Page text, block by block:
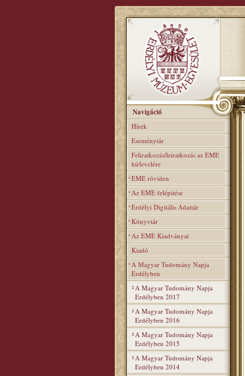
Navigáció
Hírek
Eseménytár
Feliratkozás/leiratkozás az EME
hírlevelére
EME röviden
Az EME felépitése
Erdélyi Digitális Adattár
Könyvtár
Az EME Kiadványai
Kiadó
A Magyar Tudomány Napja
Erdélyben
A Magyar Tudomány Napja
Erdélyben 2017
A Magyar Tudomány Napja
Erdélyben 2016
A Magyar Tudomány Napja
Erdélyben 2015
A Magyar Tudomány Napja
Erdélyben 2014